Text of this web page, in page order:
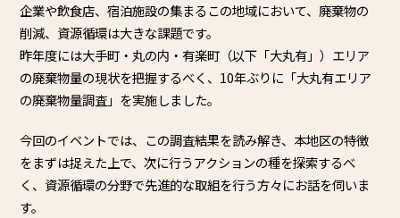
企業や飲食店、宿泊施設の集まるこの地域において、廃棄物の
削減、資源循環は大きな課題です。
昨年度には大手町・丸の内・有楽町（以下「大丸有」）エリア
の廃棄物量の現状を把握するべく、10年ぶりに「大丸有エリア
の廃棄物量調査」を実施しました。
今回のイベントでは、この調査結果を読み解き、本地区の特徴
をまずは捉えた上で、次に行うアクションの種を探索するべ
く、資源循環の分野で先進的な取組を行う方々にお話を伺いま
す。